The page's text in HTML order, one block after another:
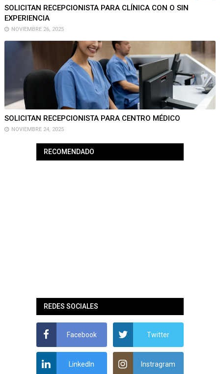
SOLICITAN RECEPCIONISTA PARA CLÍNICA CON O SIN
EXPERIENCIA
NOVIEMBRE 26, 2025
SOLICITAN RECEPCIONISTA PARA CENTRO MÉDICO
NOVIEMBRE 24, 2025
RECOMENDADO
REDES SOCIALES
Facebook Twitter
LinkedIn Instragram